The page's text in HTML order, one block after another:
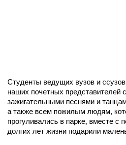
Студенты ведущих вузов и
наших почетных представителей
зажигательными песнями и
а также всем пожилым людям,
прогуливались в парке, вместе с
долгих лет жизни подарили